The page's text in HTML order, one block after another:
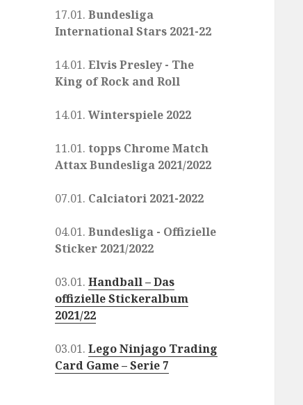
17.01.Bundesliga
International Stars 2021-22
14.01.Elvis Presley - The
King of Rock and Roll
14.01.Winterspiele 2022
11.01.topps Chrome Match
Attax Bundesliga 2021/2022
07.01. Calciatori 2021-2022
04.01.Bundesliga - Offizielle
Sticker 2021/2022
03.01.Handball – Das
offizielle Stickeralbum
2021/22
03.01.Lego Ninjago Trading
Card Game – Serie 7